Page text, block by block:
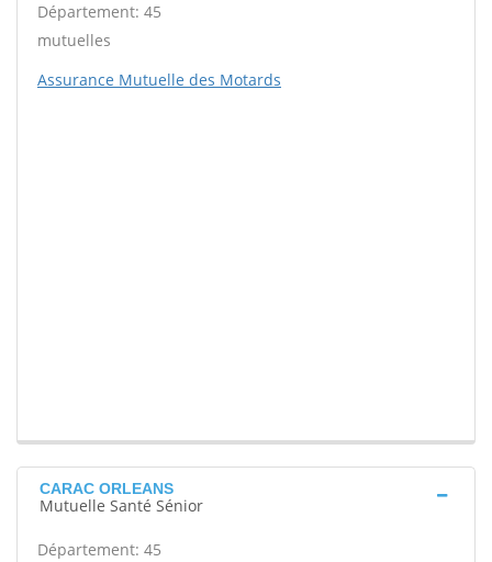
Département: 45
mutuelles
Assurance Mutuelle des Motards
CARAC ORLEANS
Mutuelle Santé Sénior
Département: 45